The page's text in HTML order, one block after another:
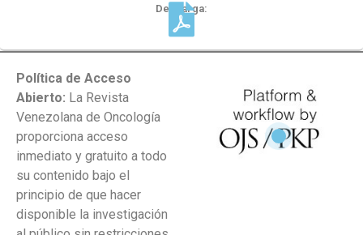
Descarga:
Política de Acceso
Abierto: La Revista
Venezolana de Oncología
proporciona acceso
inmediato y gratuito a todo
su contenido bajo el
principio de que hacer
disponible la investigación